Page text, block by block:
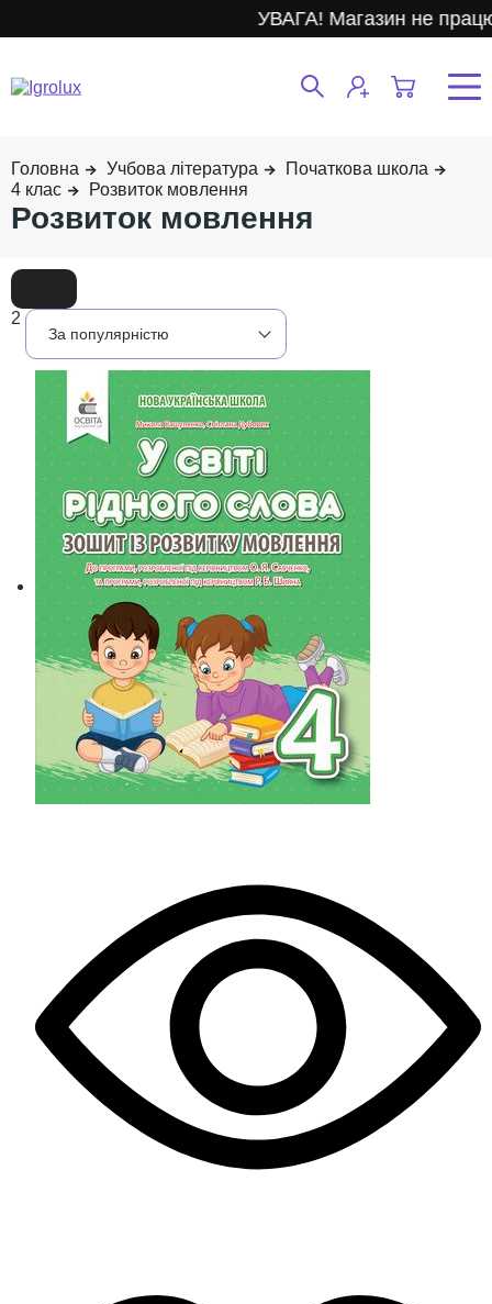
УВАГА! Магазин не
Учбова література
Початкова школа
4 клас
Розвиток мовлення
Розвиток мовлення
2